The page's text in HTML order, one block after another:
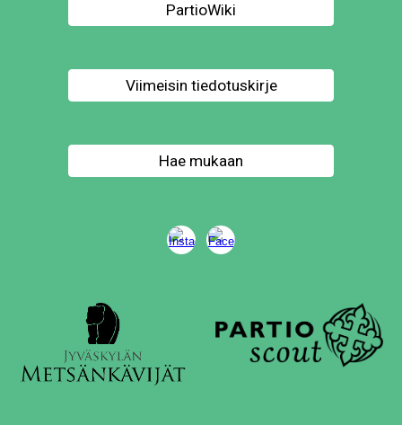
PartioWiki
Viimeisin tiedotuskirje
Hae mukaan